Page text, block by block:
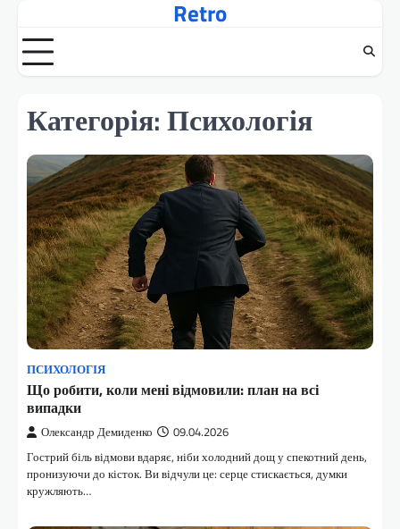
вмісту
Retro
Категорія:Психологія
ПСИХОЛОГІЯ
Що робити, коли мені відмовили: план на всі
випадки
Олександр Демиденко 09.04.2026
Гострий біль відмови вдаряє, ніби холодний дощ у спекотний день,
пронизуючи до кісток. Ви відчули це: серце стискається, думки
кружляють…